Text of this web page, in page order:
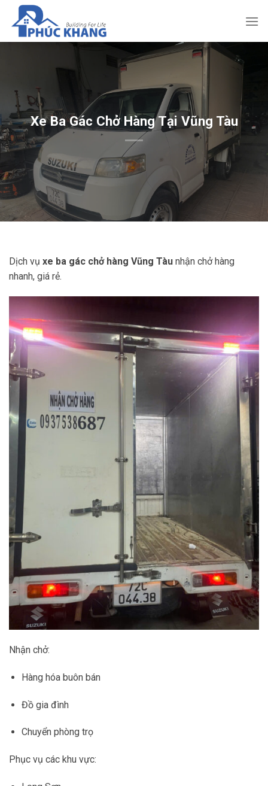
qua
Xe Ba Gác Chở Hàng Tại Vũng Tàu
Dịch vụ xe ba gác chở hàng Vũng Tàu nhận chở hàng
nhanh, giá rẻ.
Nhận chở:
Hàng hóa buôn bán
Đồ gia đình
Chuyển phòng trọ
Phục vụ các khu vực: